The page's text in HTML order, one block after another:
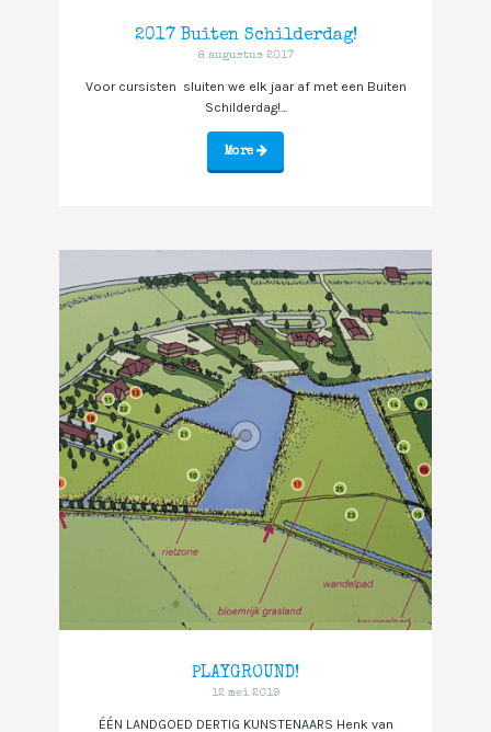
2017 Buiten Schilderdag!
8 augustus 2017
Voor cursisten sluiten we elk jaar af met een Buiten
Schilderdag!...
More
PLAYGROUND!
12 mei 2019
ÉÉN LANDGOED DERTIG KUNSTENAARS Henk van